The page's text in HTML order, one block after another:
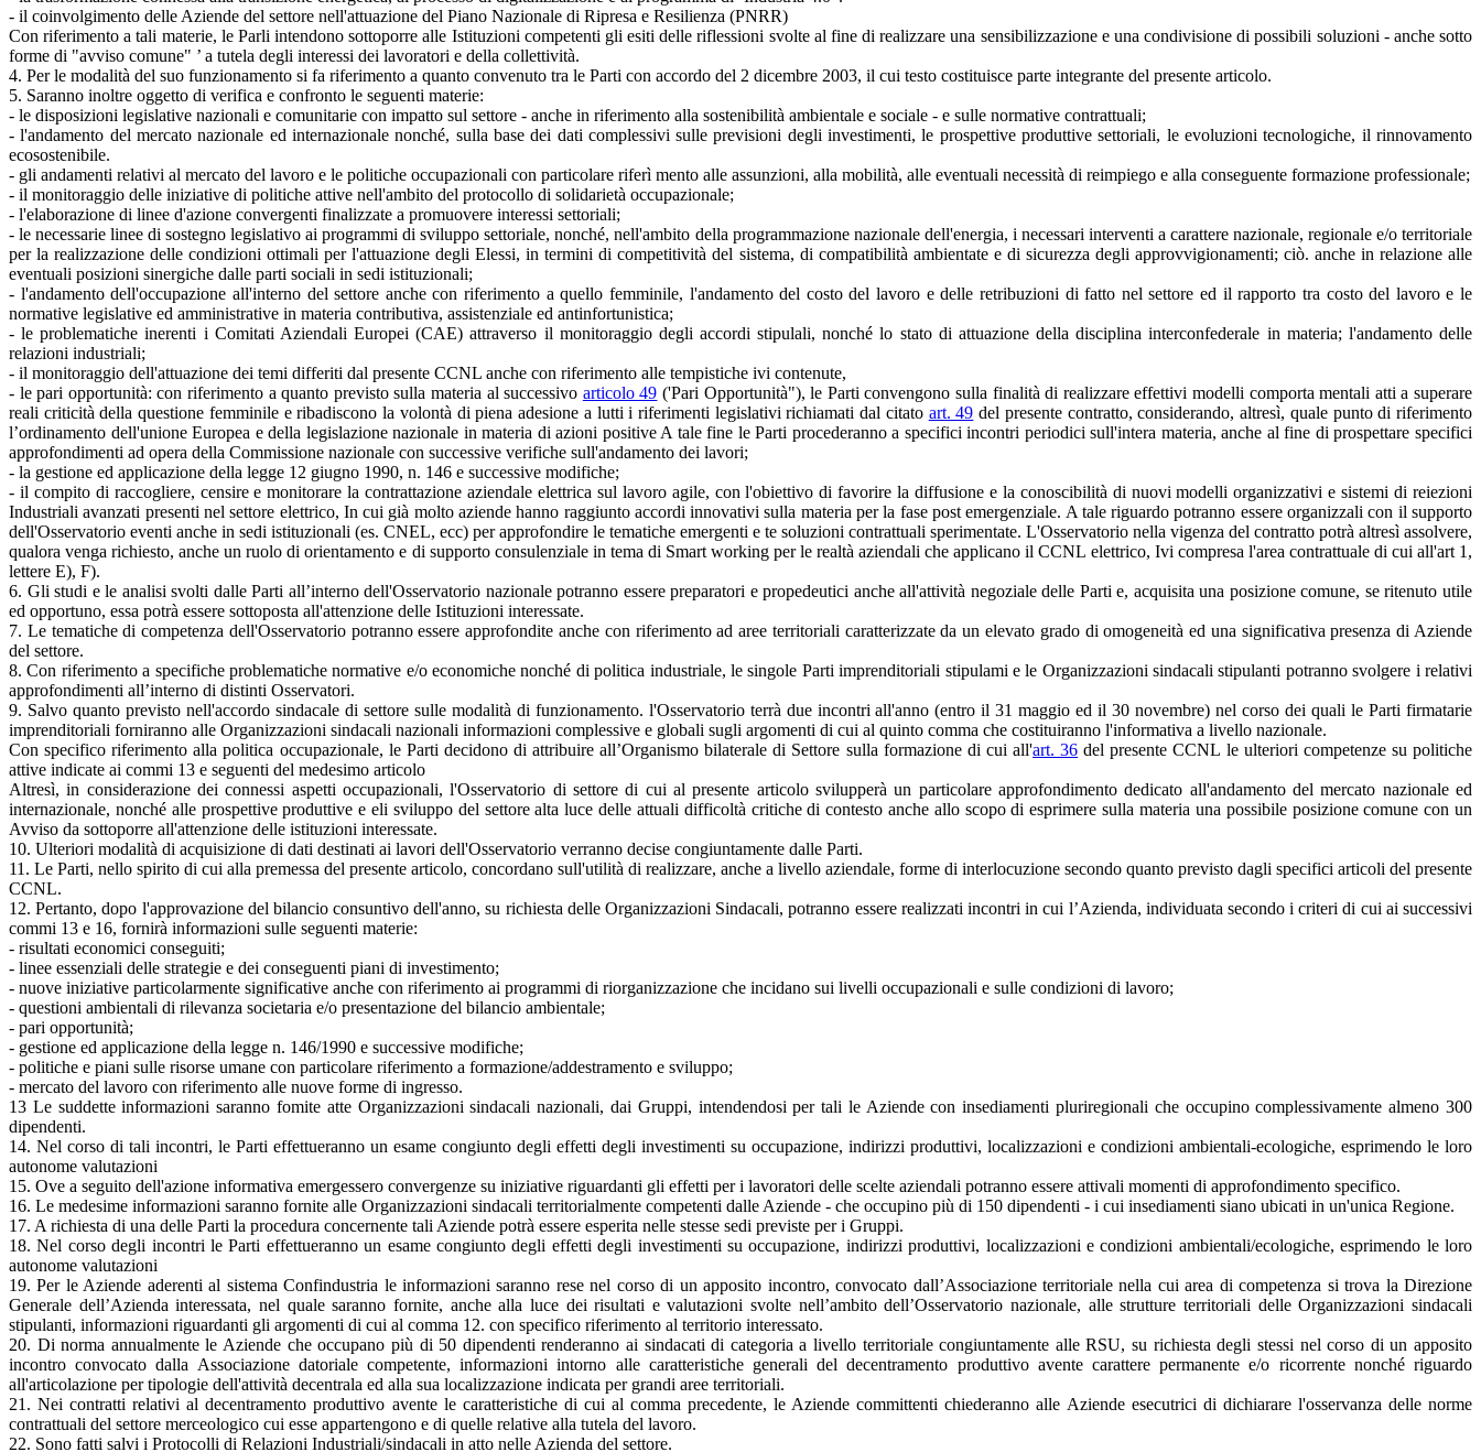
- il coinvolgimento delle Aziende del settore nell'attuazione del Piano Nazionale di Ripresa e Resilienza (PNRR)
Con riferimento a tali materie, le Parli intendono sottoporre alle Istituzioni competenti gli esiti delle riflessioni svolte al fine di realizzare una sensibilizzazione e una condivisione di possibili soluzioni - anche sotto
forme di "avviso comune" ’ a tutela degli interessi dei lavoratori e della collettività.
4. Per le modalità del suo funzionamento si fa riferimento a quanto convenuto tra le Parti con accordo del 2 dicembre 2003, il cui testo costituisce parte integrante del presente articolo.
5. Saranno inoltre oggetto di verifica e confronto le seguenti materie:
- le disposizioni legislative nazionali e comunitarie con impatto sul settore - anche in riferimento alla sostenibilità ambientale e sociale - e sulle normative contrattuali;
- l'andamento del mercato nazionale ed internazionale nonché, sulla base dei dati complessivi sulle previsioni degli investimenti, le prospettive produttive settoriali, le evoluzioni tecnologiche, il rinnovamento
ecosostenibile.
- gli andamenti relativi al mercato del lavoro e le politiche occupazionali con particolare riferì mento alle assunzioni, alla mobilità, alle eventuali necessità di reimpiego e alla conseguente formazione professionale;
- il monitoraggio delle iniziative di politiche attive nell'ambito del protocollo di solidarietà occupazionale;
- l'elaborazione di linee d'azione convergenti finalizzate a promuovere interessi settoriali;
- le necessarie linee di sostegno legislativo ai programmi di sviluppo settoriale, nonché, nell'ambito della programmazione nazionale dell'energia, i necessari interventi a carattere nazionale, regionale e/o territoriale
per la realizzazione delle condizioni ottimali per l'attuazione degli Elessi, in termini di competitività del sistema, di compatibilità ambientate e di sicurezza degli approvvigionamenti; ciò. anche in relazione alle
eventuali posizioni sinergiche dalle parti sociali in sedi istituzionali;
- l'andamento dell'occupazione all'interno del settore anche con riferimento a quello femminile, l'andamento del costo del lavoro e delle retribuzioni di fatto nel settore ed il rapporto tra costo del lavoro e le
normative legislative ed amministrative in materia contributiva, assistenziale ed antinfortunistica;
- le problematiche inerenti i Comitati Aziendali Europei (CAE) attraverso il monitoraggio degli accordi stipulali, nonché lo stato di attuazione della disciplina interconfederale in materia; l'andamento delle
relazioni industriali;
- il monitoraggio dell'attuazione dei temi differiti dal presente CCNL anche con riferimento alle tempistiche ivi contenute,
- le pari opportunità: con riferimento a quanto previsto sulla materia al successivo articolo 49 ('Pari Opportunità"), le Parti convengono sulla finalità di realizzare effettivi modelli comporta mentali atti a superare
reali criticità della questione femminile e ribadiscono la volontà di piena adesione a lutti i riferimenti legislativi richiamati dal citato art. 49 del presente contratto, considerando, altresì, quale punto di riferimento
l’ordinamento dell'unione Europea e della legislazione nazionale in materia di azioni positive A tale fine le Parti procederanno a specifici incontri periodici sull'intera materia, anche al fine di prospettare specifici
approfondimenti ad opera della Commissione nazionale con successive verifiche sull'andamento dei lavori;
- la gestione ed applicazione della legge 12 giugno 1990, n. 146 e successive modifiche;
- il compito di raccogliere, censire e monitorare la contrattazione aziendale elettrica sul lavoro agile, con l'obiettivo di favorire la diffusione e la conoscibilità di nuovi modelli organizzativi e sistemi di reiezioni
Industriali avanzati presenti nel settore elettrico, In cui già molto aziende hanno raggiunto accordi innovativi sulla materia per la fase post emergenziale. A tale riguardo potranno essere organizzali con il supporto
dell'Osservatorio eventi anche in sedi istituzionali (es. CNEL, ecc) per approfondire le tematiche emergenti e te soluzioni contrattuali sperimentate. L'Osservatorio nella vigenza del contratto potrà altresì assolvere,
qualora venga richiesto, anche un ruolo di orientamento e di supporto consulenziale in tema di Smart working per le realtà aziendali che applicano il CCNL elettrico, Ivi compresa l'area contrattuale di cui all'art 1,
lettere E), F).
6. Gli studi e le analisi svolti dalle Parti all’interno dell'Osservatorio nazionale potranno essere preparatori e propedeutici anche all'attività negoziale delle Parti e, acquisita una posizione comune, se ritenuto utile
ed opportuno, essa potrà essere sottoposta all'attenzione delle Istituzioni interessate.
7. Le tematiche di competenza dell'Osservatorio potranno essere approfondite anche con riferimento ad aree territoriali caratterizzate da un elevato grado di omogeneità ed una significativa presenza di Aziende
del settore.
8. Con riferimento a specifiche problematiche normative e/o economiche nonché di politica industriale, le singole Parti imprenditoriali stipulami e le Organizzazioni sindacali stipulanti potranno svolgere i relativi
approfondimenti all’interno di distinti Osservatori.
9. Salvo quanto previsto nell'accordo sindacale di settore sulle modalità di funzionamento. l'Osservatorio terrà due incontri all'anno (entro il 31 maggio ed il 30 novembre) nel corso dei quali le Parti firmatarie
imprenditoriali forniranno alle Organizzazioni sindacali nazionali informazioni complessive e globali sugli argomenti di cui al quinto comma che costituiranno l'informativa a livello nazionale.
Con specifico riferimento alla politica occupazionale, le Parti decidono di attribuire all’Organismo bilaterale di Settore sulla formazione di cui all'art. 36 del presente CCNL le ulteriori competenze su politiche
attive indicate ai commi 13 e seguenti del medesimo articolo
Altresì, in considerazione dei connessi aspetti occupazionali, l'Osservatorio di settore di cui al presente articolo svilupperà un particolare approfondimento dedicato all'andamento del mercato nazionale ed
internazionale, nonché alle prospettive produttive e eli sviluppo del settore alta luce delle attuali difficoltà critiche di contesto anche allo scopo di esprimere sulla materia una possibile posizione comune con un
Avviso da sottoporre all'attenzione delle istituzioni interessate.
10. Ulteriori modalità di acquisizione di dati destinati ai lavori dell'Osservatorio verranno decise congiuntamente dalle Parti.
11. Le Parti, nello spirito di cui alla premessa del presente articolo, concordano sull'utilità di realizzare, anche a livello aziendale, forme di interlocuzione secondo quanto previsto dagli specifici articoli del presente
CCNL.
12. Pertanto, dopo l'approvazione del bilancio consuntivo dell'anno, su richiesta delle Organizzazioni Sindacali, potranno essere realizzati incontri in cui l’Azienda, individuata secondo i criteri di cui ai successivi
commi 13 e 16, fornirà informazioni sulle seguenti materie:
- risultati economici conseguiti;
- linee essenziali delle strategie e dei conseguenti piani di investimento;
- nuove iniziative particolarmente significative anche con riferimento ai programmi di riorganizzazione che incidano sui livelli occupazionali e sulle condizioni di lavoro;
- questioni ambientali di rilevanza societaria e/o presentazione del bilancio ambientale;
- pari opportunità;
- gestione ed applicazione della legge n. 146/1990 e successive modifiche;
- politiche e piani sulle risorse umane con particolare riferimento a formazione/addestramento e sviluppo;
- mercato del lavoro con riferimento alle nuove forme di ingresso.
13 Le suddette informazioni saranno fomite atte Organizzazioni sindacali nazionali, dai Gruppi, intendendosi per tali le Aziende con insediamenti pluriregionali che occupino complessivamente almeno 300
dipendenti.
14. Nel corso di tali incontri, le Parti effettueranno un esame congiunto degli effetti degli investimenti su occupazione, indirizzi produttivi, localizzazioni e condizioni ambientali-ecologiche, esprimendo le loro
autonome valutazioni
15. Ove a seguito dell'azione informativa emergessero convergenze su iniziative riguardanti gli effetti per i lavoratori delle scelte aziendali potranno essere attivali momenti di approfondimento specifico.
16. Le medesime informazioni saranno fornite alle Organizzazioni sindacali territorialmente competenti dalle Aziende - che occupino più di 150 dipendenti - i cui insediamenti siano ubicati in un'unica Regione.
17. A richiesta di una delle Parti la procedura concernente tali Aziende potrà essere esperita nelle stesse sedi previste per i Gruppi.
18. Nel corso degli incontri le Parti effettueranno un esame congiunto degli effetti degli investimenti su occupazione, indirizzi produttivi, localizzazioni e condizioni ambientali/ecologiche, esprimendo le loro
autonome valutazioni
19. Per le Aziende aderenti al sistema Confindustria le informazioni saranno rese nel corso di un apposito incontro, convocato dall’Associazione territoriale nella cui area di competenza si trova la Direzione
Generale dell’Azienda interessata, nel quale saranno fornite, anche alla luce dei risultati e valutazioni svolte nell’ambito dell’Osservatorio nazionale, alle strutture territoriali delle Organizzazioni sindacali
stipulanti, informazioni riguardanti gli argomenti di cui al comma 12. con specifico riferimento al territorio interessato.
20. Di norma annualmente le Aziende che occupano più di 50 dipendenti renderanno ai sindacati di categoria a livello territoriale congiuntamente alle RSU, su richiesta degli stessi nel corso di un apposito
incontro convocato dalla Associazione datoriale competente, informazioni intorno alle caratteristiche generali del decentramento produttivo avente carattere permanente e/o ricorrente nonché riguardo
all'articolazione per tipologie dell'attività decentrala ed alla sua localizzazione indicata per grandi aree territoriali.
21. Nei contratti relativi al decentramento produttivo avente le caratteristiche di cui al comma precedente, le Aziende committenti chiederanno alle Aziende esecutrici di dichiarare l'osservanza delle norme
contrattuali del settore merceologico cui esse appartengono e di quelle relative alla tutela del lavoro.
22. Sono fatti salvi i Protocolli di Relazioni Industriali/sindacali in atto nelle Azienda del settore.